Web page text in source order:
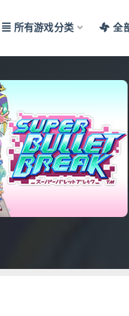
所有游戏分类 全